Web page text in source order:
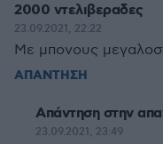
2000 ντελιβεραδες
23.09.2021, 22:22
Με μπονους
ΑΠΑΝΤΗΣΗ
Απάντηση στην
23.09.2021, 23:49